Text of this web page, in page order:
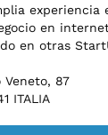
en
en otras
87
ITALIA